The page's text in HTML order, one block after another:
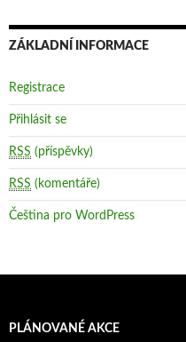
ZÁKLADNÍ INFORMACE
Registrace
Přihlásit se
RSS (příspěvky)
RSS (komentáře)
Čeština pro WordPress
PLÁNOVANÉ AKCE